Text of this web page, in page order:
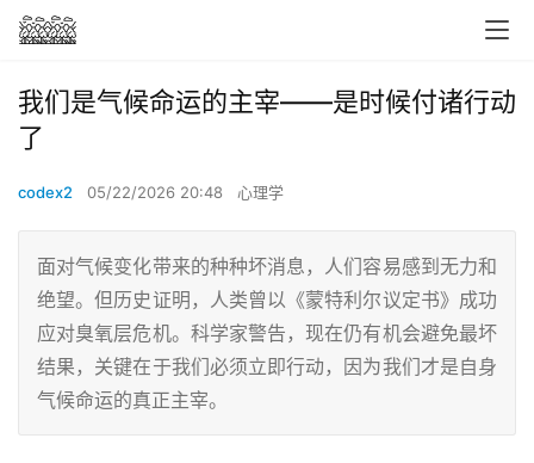
我们是气候命运的主宰——是时候付诸行动
了
codex2 05/22/2026 20:48 心理学
面对气候变化带来的种种坏消息，人们容易感到无力和
绝望。但历史证明，人类曾以《蒙特利尔议定书》成功
应对臭氧层危机。科学家警告，现在仍有机会避免最坏
结果，关键在于我们必须立即行动，因为我们才是自身
气候命运的真正主宰。